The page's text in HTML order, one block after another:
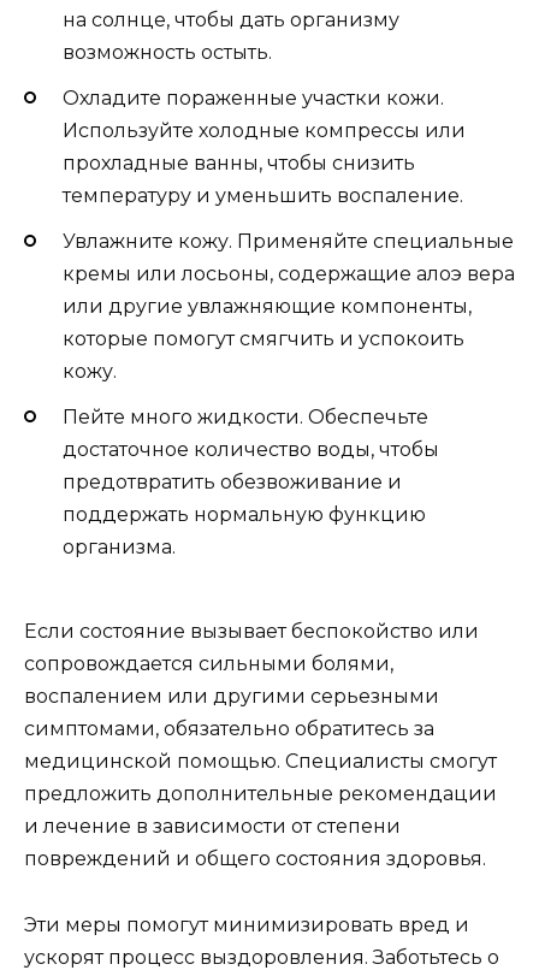
на солнце, чтобы дать организму
возможность остыть.
Охладите пораженные участки кожи.
Используйте холодные компрессы или
прохладные ванны, чтобы снизить
температуру и уменьшить воспаление.
Увлажните кожу. Применяйте специальные
кремы или лосьоны, содержащие алоэ вера
или другие увлажняющие компоненты,
которые помогут смягчить и успокоить
кожу.
Пейте много жидкости. Обеспечьте
достаточное количество воды, чтобы
предотвратить обезвоживание и
поддержать нормальную функцию
организма.
Если состояние вызывает беспокойство или
сопровождается сильными болями,
воспалением или другими серьезными
симптомами, обязательно обратитесь за
медицинской помощью. Специалисты смогут
предложить дополнительные рекомендации
и лечение в зависимости от степени
повреждений и общего состояния здоровья.
Эти меры помогут минимизировать вред и
ускорят процесс выздоровления. Заботьтесь о